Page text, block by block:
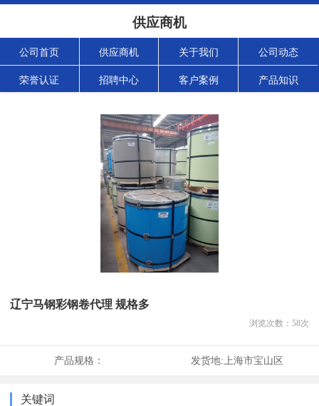
供应商机
公司首页 供应商机 关于我们 公司动态
荣誉认证 招聘中心 客户案例 产品知识
辽宁马钢彩钢卷代理 规格多
浏览次数： 58次
产品规格： 发货地: 上海市宝山区
关键词